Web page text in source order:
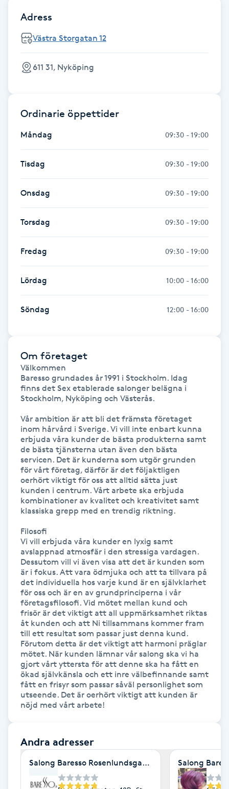
IPL hårborttagning
IR-massage
Klippning
Klippning & Slingor
Klippning ungdom
Koppningsmassage
Kosmetisk tatuering
Kostrådgivning
Kroppsinpackning
Kroppspeeling
Käkledsbehandling
Kärlbehandling
Laserbehandling
Lashlift Keratin
LED-ljusterapi
Liktornar
Adress
Västra Storgatan 12
611 31, Nyköping
Ordinarie öppettider
Måndag 09:30 - 19:00
Tisdag 09:30 - 19:00
Onsdag 09:30 - 19:00
Torsdag 09:30 - 19:00
Fredag 09:30 - 19:00
Lördag 10:00 - 16:00
Söndag 12:00 - 16:00
Om företaget
Välkommen
Baresso grundades år 1991 i Stockholm. Idag
finns det Sex etablerade salonger belägna i
Stockholm, Nyköping och Västerås.
Vår ambition är att bli det främsta företaget
inom hårvård i Sverige. Vi vill inte enbart kunna
erbjuda våra kunder de bästa produkterna samt
de bästa tjänsterna utan även den bästa
servicen. Det är kunderna som utgör grunden
för vårt företag, därför är det följaktligen
oerhört viktigt för oss att alltid sätta just
kunden i centrum. Vårt arbete ska erbjuda
kombinationer av kvalitet och kreativitet samt
klassiska grepp med en trendig riktning.
Filosofi
Vi vill erbjuda våra kunder en lyxig samt
avslappnad atmosfär i den stressiga vardagen.
Dessutom vill vi även visa att det är kunden som
är i fokus. Att vara ödmjuka och att ta tillvara på
det individuella hos varje kund är en självklarhet
för oss och är en av grundprinciperna i vår
företagsfilosofi. Vid mötet mellan kund och
frisör är det viktigt att all uppmärksamhet riktas
åt kunden och att Ni tillsammans kommer fram
till ett resultat som passar just denna kund.
Förutom detta är det viktigt att harmoni präglar
mötet. När kunden lämnar vår salong ska vi ha
gjort vårt yttersta för att denne ska ha fått en
ökad självkänsla och ett inre välbefinnande samt
fått en frisyr som passar såväl personlighet som
utseende. Det är oerhört viktigt att kunden är
nöjd med vårt arbete!
Andra adresser
Salong Baresso Rosenlundsgatan 48b